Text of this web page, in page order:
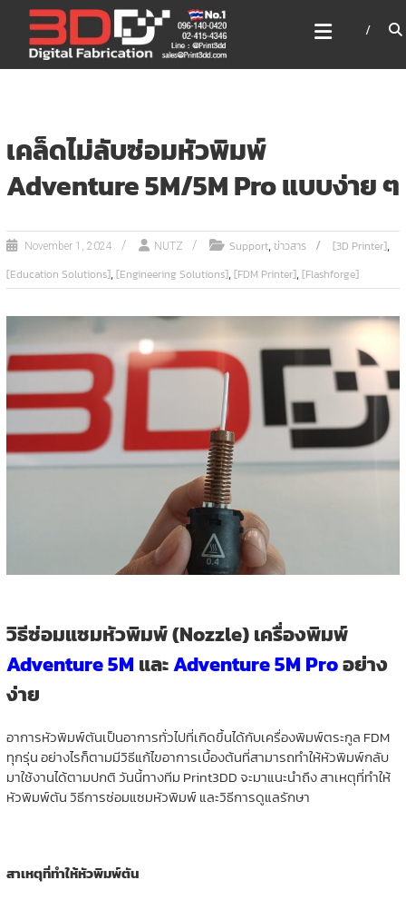
content
3DD DIGITAL FABRICATION
เครื่องพิมพ์3มิติ สแกนเนอร์
เลเซอร์
เคล็ดไม่ลับซ่อมหัวพิมพ์
Adventure 5M/5M Pro แบบง่าย ๆ
November 1, 2024 NUTZ Support,ข่าวสาร [3D Printer],
[Education Solutions],[Engineering Solutions],[FDM Printer],[Flashforge]
วิธีซ่อมแซมหัวพิมพ์ (Nozzle) เครื่องพิมพ์
Adventure 5M และAdventure 5M Proอย่าง
ง่าย
อาการหัวพิมพ์ตันเป็นอาการทั่วไปที่เกิดขึ้นได้กับเครื่องพิมพ์ตระกูล FDM
ทุกรุ่น อย่างไรก็ตามมีวิธีแก้ไขอาการเบื้องต้นที่สามารถทำให้หัวพิมพ์กลับ
มาใช้งานได้ตามปกติ วันนี้ทางทีม Print3DD จะมาแนะนำถึง สาเหตุที่ทำให้
หัวพิมพ์ตัน วิธีการซ่อมแซมหัวพิมพ์ และวิธีการดูแลรักษา
สาเหตุที่ทำให้หัวพิมพ์ตัน